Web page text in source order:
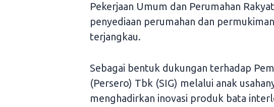
Pekerjaan Umum dan Perumahan
penyediaan perumahan dan
terjangkau.
Sebagai bentuk dukungan terhadap
(Persero) Tbk (SIG) melalui anak
menghadirkan inovasi produk bata